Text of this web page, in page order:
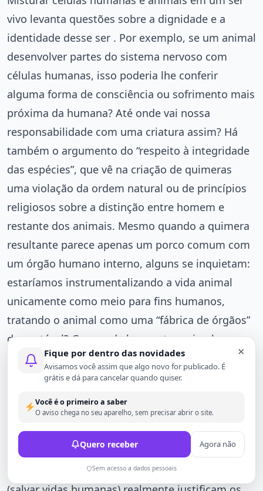
vivo levanta questões sobre a dignidade e a
identidade desse ser . Por exemplo, se um animal
desenvolver partes do sistema nervoso com
células humanas, isso poderia lhe conferir
alguma forma de consciência ou sofrimento mais
próxima da humana? Até onde vai nossa
responsabilidade com uma criatura assim? Há
também o argumento do “respeito à integridade
das espécies”, que vê na criação de quimeras
uma violação da ordem natural ou de princípios
religiosos sobre a distinção entre homem e
restante dos animais. Mesmo quando a quimera
resultante parece apenas um porco comum com
um órgão humano interno, alguns se inquietam:
estaríamos instrumentalizando a vida animal
unicamente como meio para fins humanos,
tratando o animal como uma “fábrica de órgãos”
descartável? Grupos de bem-estar animal
enfatizam que, além da questão do abate desses
animais para retirada de órgãos, todo o processo
pode causar sofrimento – manipulação
embrionária, gestações experimentais e
possíveis malformações trazem riscos de dor ou
prejuízo aos animais envolvidos. Determinar a
aceitabilidade ética passa por ponderar se os fins
×
Fique por dentro das novidades
Avisamos você assim que algo novo for publicado. É
grátis e dá para cancelar quando quiser.
Você é o primeiro a saber
O aviso chega no seu aparelho, sem precisar abrir o site.
Quero receber Agora não
Sem acesso a dados pessoais